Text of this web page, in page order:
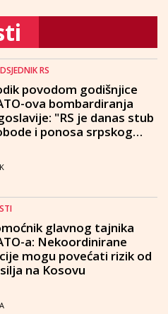
RS
povodom godišnjice
ova bombardiranja
"RS je danas stub
i ponosa srpskog
glavnog tajnika
a: Nekoordinirane
mogu povećati rizik od
na Kosovu